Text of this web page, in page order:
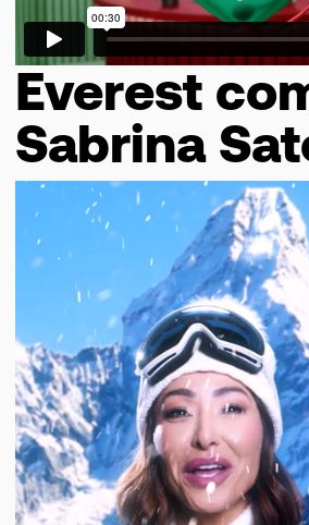
Everest
Sabrina